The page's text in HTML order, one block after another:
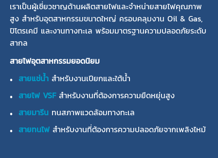
เราเป็นผู้เชี่ยวชาญด้านผลิตสายไฟและจำหน่ายสายไฟคุณภาพ
สูง สำหรับอุตสาหกรรมขนาดใหญ่ ครอบคลุมงาน Oil & Gas,
ปิโตรเคมี และงานทางทะเล พร้อมมาตรฐานความปลอดภัยระดับ
สากล
สายไฟอุตสาหกรรมยอดนิยม
สายแช่น้ำ สำหรับงานเปียกและใต้น้ำ
สายไฟ VSF สำหรับงานที่ต้องการความยืดหยุ่นสูง
สายมารีน ทนสภาพแวดล้อมทางทะเล
สายทนไฟ สำหรับงานที่ต้องการความปลอดภัยจากเพลิงไหม้